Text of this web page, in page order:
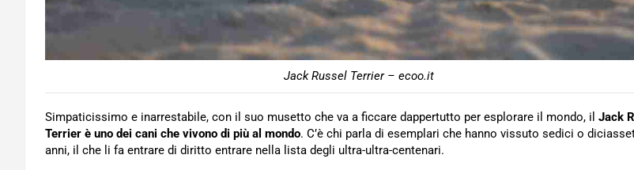
Jack Russel Terrier – ecoo.it
Simpaticissimo e inarrestabile, con il suo musetto che va a ficcare dappertutto per esplorare il mondo, il Jack
Terrier è uno dei cani che vivono di più al mondo. C’è chi parla di esemplari che hanno vissuto sedici o
anni, il che li fa entrare di diritto entrare nella lista degli ultra-ultra-centenari.